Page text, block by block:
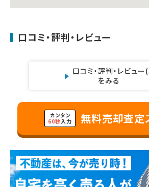
口コミ・評判・レビュー
口コミ・評判・レビュー
をみる
カンタン
60秒入力 無料売却査定